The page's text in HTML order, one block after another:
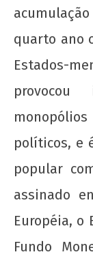
quarto ano
Estados-
provocou
políticos, e
popular
assinado
Européia, o
Fundo